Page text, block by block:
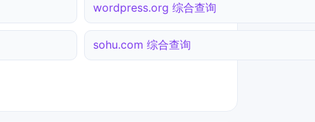
wordpress.org 综合查询
sohu.com 综合查询